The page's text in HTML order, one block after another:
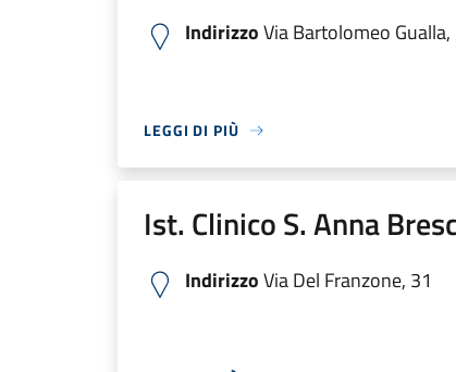
IndirizzoVia Bartolomeo Gualla,
LEGGI DI PIÙ
Ist. Clinico S. Anna
IndirizzoVia Del Franzone, 31